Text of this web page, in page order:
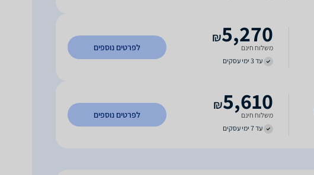
5,270
₪
משלוח חינם
עד 3 ימי עסקים
לפרטים נוספים
5,610
₪
משלוח חינם
עד 7 ימי עסקים
לפרטים נוספים